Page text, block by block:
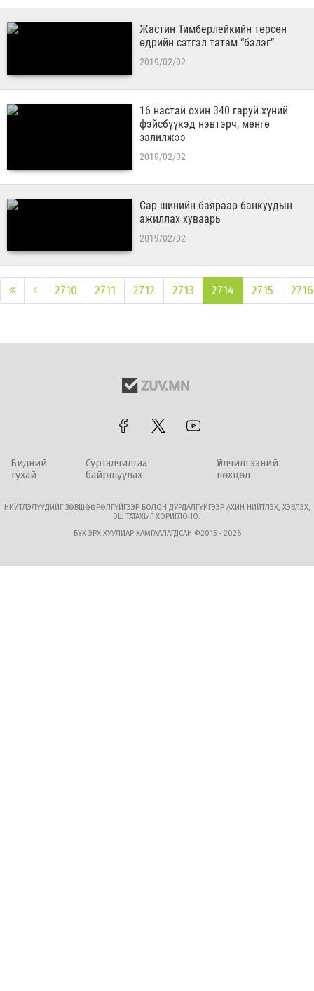
Жастин Тимберлейкийн төрсөн
өдрийн сэтгэл татам “бэлэг”
2019/02/02
16 настай охин 340 гаруй хүний
фэйсбүүкэд нэвтэрч, мөнгө
залилжээ
2019/02/02
Сар шинийн баяраар банкуудын
ажиллах хуваарь
2019/02/02
2710 2711 2712 2713 2714 2715 2716
Бидний
тухай
Сурталчилгаа
байршуулах
Үйлчилгээний
нөхцөл
НИЙТЛЭЛҮҮДИЙГ ЗӨВШӨӨРӨЛГҮЙГЭЭР БОЛОН ДУРДАЛГҮЙГЭЭР АХИН НИЙТЛЭХ, ХЭВЛЭХ,
ЭШ ТАТАХЫГ ХОРИГЛОНО.
БҮХ ЭРХ ХУУЛИАР ХАМГААЛАГДСАН ©2015 - 2026